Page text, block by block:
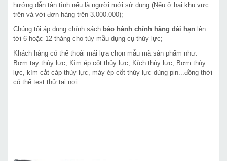
hướng dẫn tận tình nếu là người mới sử dụng (Nếu ở hai khu vực
trên và với đơn hàng trên 3.000.000);
Chúng tôi áp dụng chính sách bảo hành chính hãng dài hạn lên
tới 6 hoặc 12 tháng cho tùy mẫu dụng cụ thủy lực;
Khách hàng có thể thoải mái lựa chọn mẫu mã sản phẩm như:
Bơm tay thủy lực, Kìm ép cốt thủy lực, Kích thủy lực, Bơm thủy
lực, kìm cắt cáp thủy lực, máy ép cốt thủy lực dùng pin...đồng thời
có thể test thử tại nơi.